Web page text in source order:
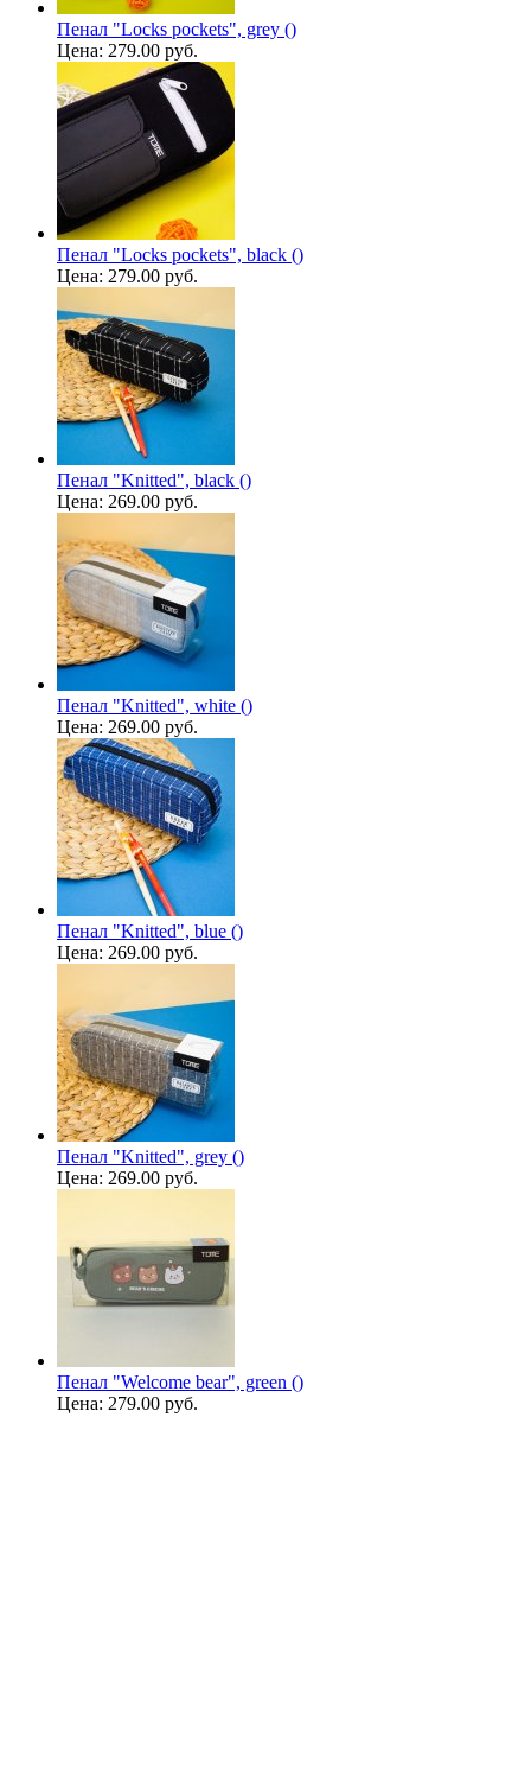
Пенал "Locks pockets", grey ()
Цена: 279.00 руб.
Пенал "Locks pockets", black ()
Цена: 279.00 руб.
Пенал "Knitted", black ()
Цена: 269.00 руб.
Пенал "Knitted", white ()
Цена: 269.00 руб.
Пенал "Knitted", blue ()
Цена: 269.00 руб.
Пенал "Knitted", grey ()
Цена: 269.00 руб.
Пенал "Welcome bear", green ()
Цена: 279.00 руб.